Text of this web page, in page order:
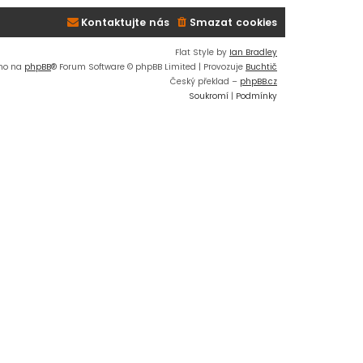
Smazat cookies
Kontaktujte nás
Flat Style by Ian Bradley
na phpBB® Forum Software © phpBB Limited | Provozuje Buchtič
Český překlad – phpBB.cz
Soukromí | Podmínky